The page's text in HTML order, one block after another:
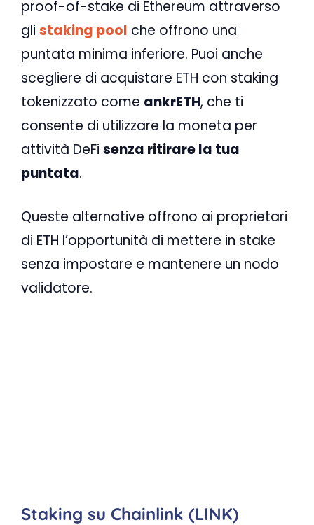
proof-of-stake di Ethereum attraverso
gli staking pool che offrono una
puntata minima inferiore. Puoi anche
scegliere di acquistare ETH con staking
tokenizzato come ankrETH, che ti
consente di utilizzare la moneta per
attività DeFi senza ritirare la tua
puntata.
Queste alternative offrono ai proprietari
di ETH l’opportunità di mettere in stake
senza impostare e mantenere un nodo
validatore.
Staking su Chainlink (LINK)